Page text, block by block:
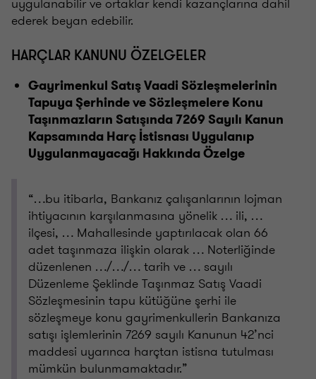
uygulanabilir ve ortaklar kendi kazançlarına dahil
ederek beyan edebilir.
HARÇLAR KANUNU ÖZELGELER
Gayrimenkul Satış Vaadi Sözleşmelerinin
Tapuya Şerhinde ve Sözleşmelere Konu
Taşınmazların Satışında 7269 Sayılı Kanun
Kapsamında Harç İstisnası Uygulanıp
Uygulanmayacağı Hakkında Özelge
“…bu itibarla, Bankanız çalışanlarının lojman
ihtiyacının karşılanmasına yönelik … ili, …
ilçesi, … Mahallesinde yaptırılacak olan 66
adet taşınmaza ilişkin olarak … Noterliğinde
düzenlenen …/…/… tarih ve … sayılı
Düzenleme Şeklinde Taşınmaz Satış Vaadi
Sözleşmesinin tapu kütüğüne şerhi ile
sözleşmeye konu gayrimenkullerin Bankanıza
satışı işlemlerinin 7269 sayılı Kanunun 42’nci
maddesi uyarınca harçtan istisna tutulması
mümkün bulunmamaktadır.”